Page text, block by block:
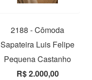
2188 - Cômoda
Sapateira Luis Felipe
Pequena Castanho
R$ 2.000,00